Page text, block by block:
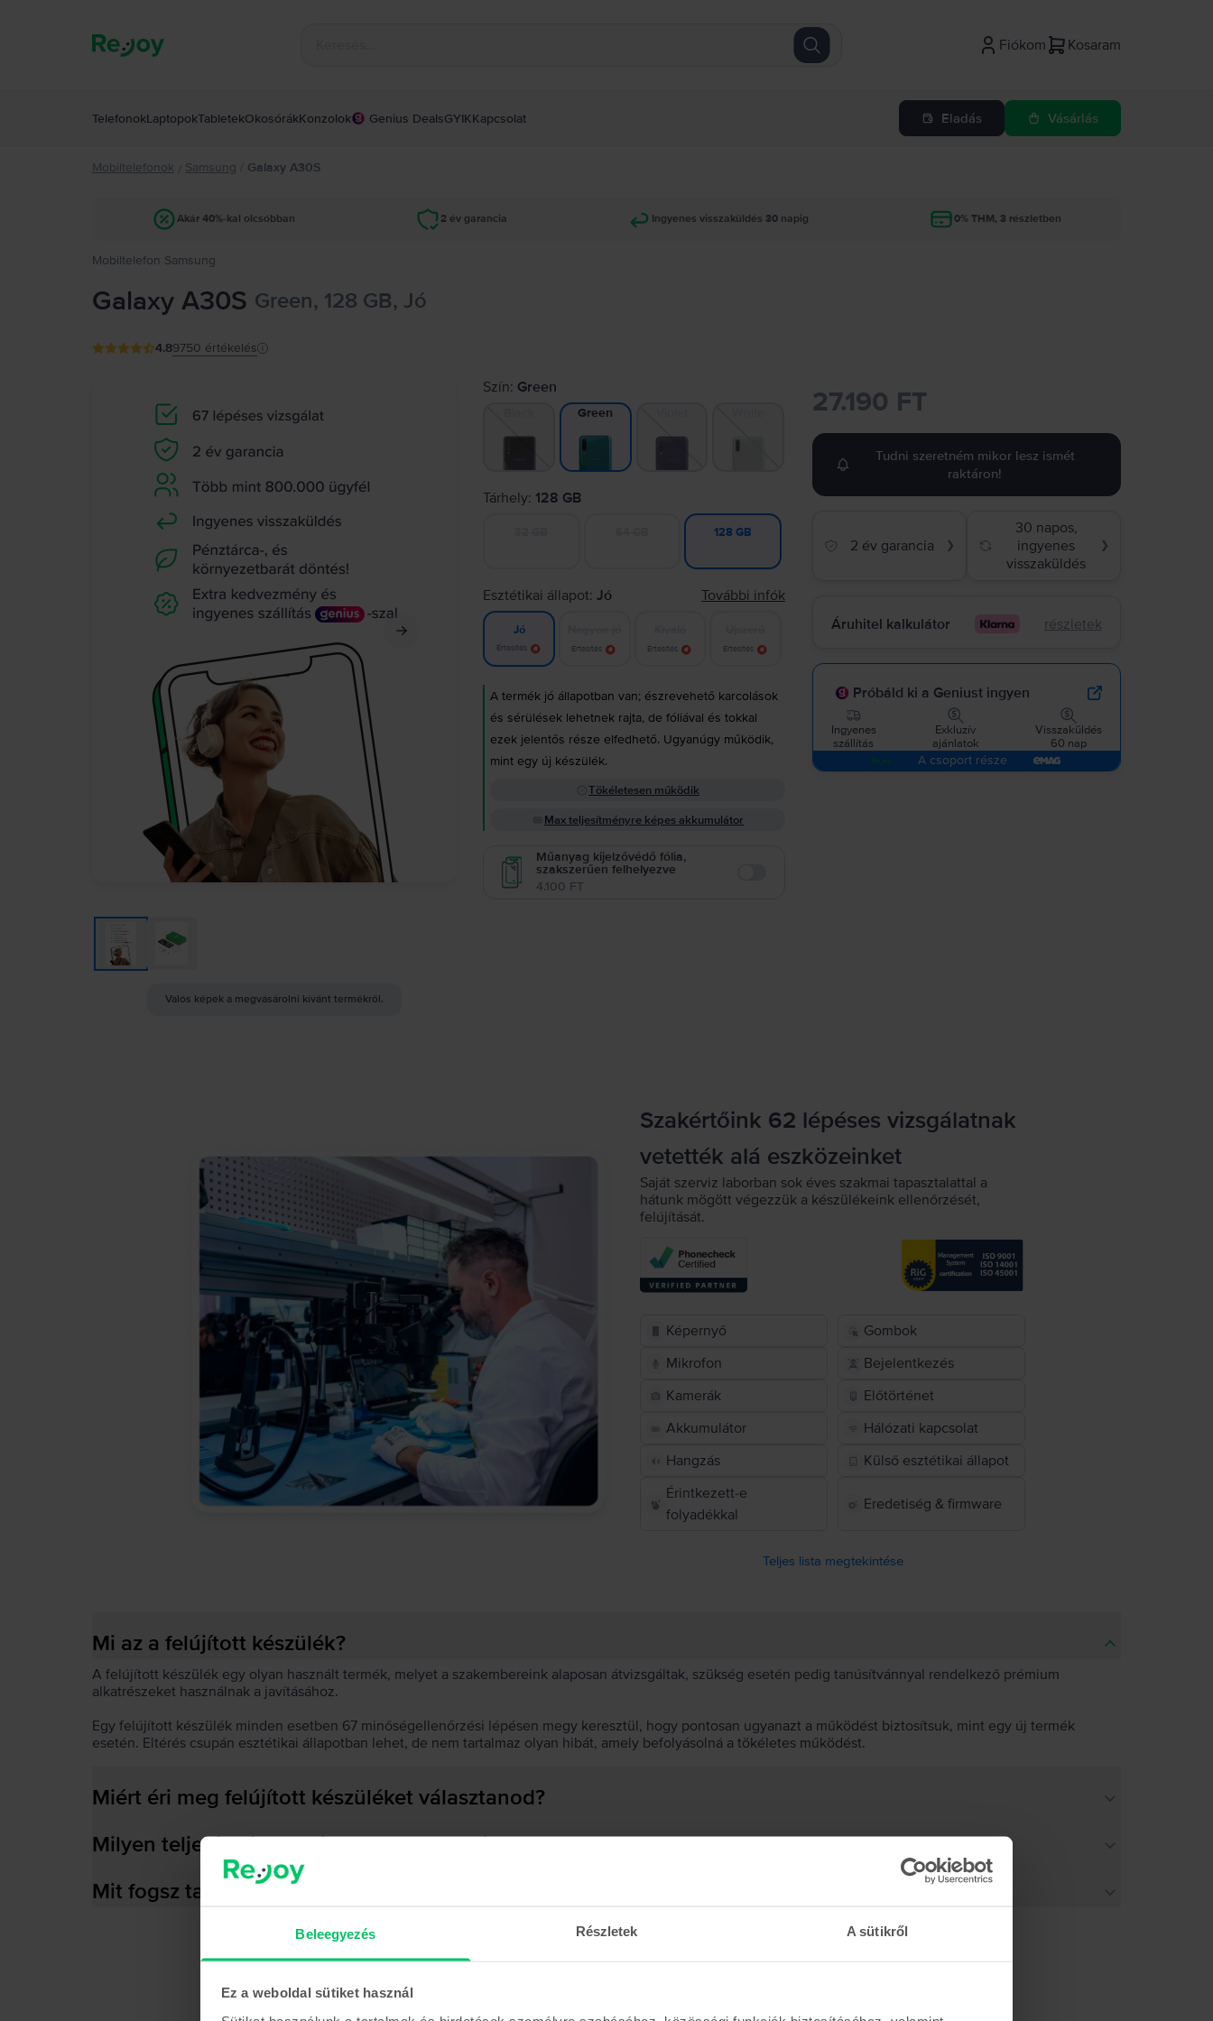
Beleegyezés Részletek A sütikről
Ez a weboldal sütiket használ
Fiókom Kosaram
TelefonokLaptopokTabletekOkosórákKonzolok Genius DealsGYIKKapcsolat Eladás Vásárlás
Mobiltelefonok / Samsung / Galaxy A30S
Akár 40%-kal olcsóbban 2 év garancia Ingyenes visszaküldés 30 napig 0% THM, 3 részletben
Mobiltelefon Samsung
Galaxy A30S Green, 128 GB, Jó
4.89750 értékelés
Valós képek a megvásárolni kívánt termékről.
Szín: Green
Green
Tárhely: 128 GB
128 GB
Esztétikai állapot:Jó További infók
Jó
Értesítés Értesítés Értesítés Értesítés
A termék jó állapotban van; észrevehető karcolások
és sérülések lehetnek rajta, de fóliával és tokkal
ezek jelentős része elfedhető. Ugyanúgy működik,
mint egy új készülék.
Tökéletesen működik
Max teljesítményre képes akkumulátor
Műanyag kijelzővédő fólia,
szakszerűen felhelyezve
4.100 FT
27.190 FT
Tudni szeretném mikor lesz ismét
raktáron!
2 év garancia ❯
30 napos,
ingyenes
visszaküldés
❯
Áruhitel kalkulátor részletek
Próbáld ki a Geniust ingyen
Ingyenes
szállítás
Exkluzív
ajánlatok
Visszaküldés
60 nap
A csoport része
Szakértőink 62 lépéses vizsgálatnak
vetették alá eszközeinket
Saját szerviz laborban sok éves szakmai tapasztalattal a
hátunk mögött végezzük a készülékeink ellenőrzését,
felújítását.
Képernyő
Gombok
Mikrofon
Bejelentkezés
Kamerák
Előtörténet
Akkumulátor
Hálózati kapcsolat
Hangzás
Külső esztétikai állapot
Érintkezett-e
folyadékkal
Eredetiség & firmware
Teljes lista megtekintése
Mi az a felújított készülék?
A felújított készülék egy olyan használt termék, melyet a szakembereink alaposan átvizsgáltak, szükség esetén pedig tanúsítvánnyal rendelkező prémium
alkatrészeket használnak a javításához.
Egy felújított készülék minden esetben 67 minőségellenőrzési lépésen megy keresztül, hogy pontosan ugyanazt a működést biztosítsuk, mint egy új termék
esetén. Eltérés csupán esztétikai állapotban lehet, de nem tartalmaz olyan hibát, amely befolyásolná a tökéletes működést.
Miért éri meg felújított készüléket választanod?
Milyen teljesítményre képes az akkumulátor?
Mit fogsz találni a dobozban?